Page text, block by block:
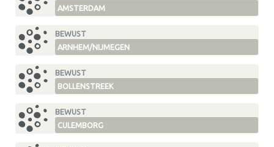
AMSTERDAM
BEWUST
ARNHEM/NIJMEGEN
BEWUST
BOLLENSTREEK
BEWUST
CULEMBORG